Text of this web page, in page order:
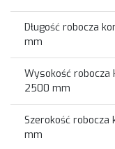
Długość robocza
mm
Wysokość robocza
2500 mm
Szerokość
mm